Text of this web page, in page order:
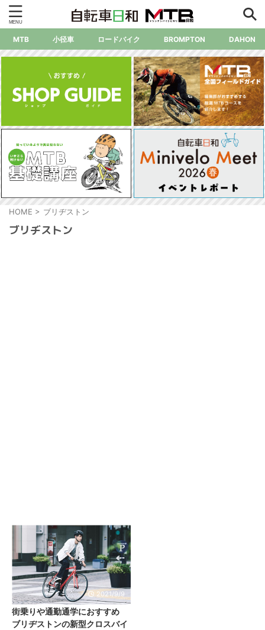
MTB 小径車 ロードバイク BROMPTON DAHON
HOME > ブリヂストン
ブリヂストン
2021/9/9
街乗りや通勤通学におすすめ
ブリヂストンの新型クロスバイ